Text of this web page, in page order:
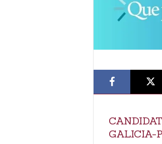
GALICIA-